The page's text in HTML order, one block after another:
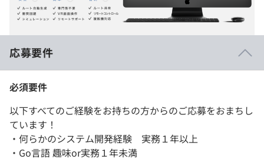
応募要件
必須要件
以下すべてのご経験をお持ちの方からのご応募をおまちし
ています！
・何らかのシステム開発経験 実務１年以上
・Go言語 趣味or実務１年未満